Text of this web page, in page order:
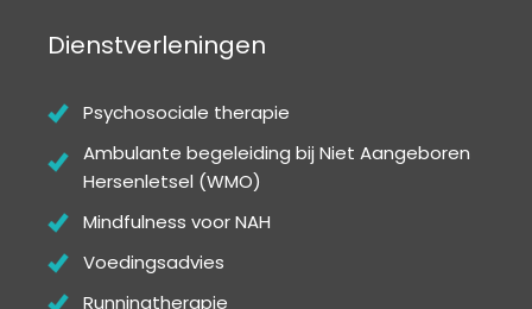
Dienstverleningen
Psychosociale therapie
Ambulante begeleiding bij Niet Aangeboren
Hersenletsel (WMO)
Mindfulness voor NAH
Voedingsadvies
Runningtherapie